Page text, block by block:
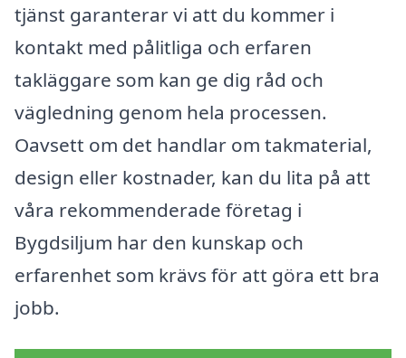
tjänst garanterar vi att du kommer i
kontakt med pålitliga och erfaren
takläggare som kan ge dig råd och
vägledning genom hela processen.
Oavsett om det handlar om takmaterial,
design eller kostnader, kan du lita på att
våra rekommenderade företag i
Bygdsiljum har den kunskap och
erfarenhet som krävs för att göra ett bra
jobb.